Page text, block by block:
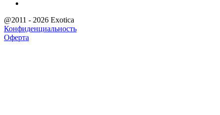
@2011 - 2026 Exotica
Конфиденциальность
Оферта